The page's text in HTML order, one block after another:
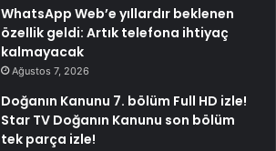
WhatsApp Web’e yıllardır beklenen
özellik geldi: Artık telefona ihtiyaç
kalmayacak
Ağustos 7, 2026
Doğanın Kanunu 7. bölüm Full HD izle!
Star TV Doğanın Kanunu son bölüm
tek parça izle!